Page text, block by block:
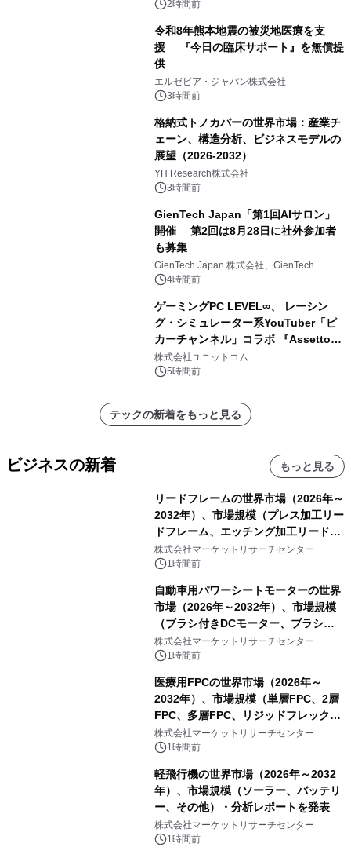
対象iiyama PCのご購入で最大3万円分
2時間前
令和8年熊本地震の被災地医療を支
援 『今日の臨床サポート』を無償提
供
エルゼビア・ジャパン株式会社
3時間前
格納式トノカバーの世界市場：産業チ
ェーン、構造分析、ビジネスモデルの
展望（2026-2032）
YH Research株式会社
3時間前
GienTech Japan「第1回AIサロン」
開催 第2回は8月28日に社外参加者
も募集
GienTech Japan 株式会社、GienTech
Consulting Japan 株式会社
4時間前
ゲーミングPC LEVEL∞、 レーシン
グ・シミュレーター系YouTuber「ピ
カーチャンネル」コラボ 『Assetto
Corsa EVO』推奨パソコン販売中
株式会社ユニットコム
5時間前
テックの新着をもっと見る
ビジネスの新着 もっと見る
リードフレームの世界市場（2026年～
2032年）、市場規模（プレス加工リー
ドフレーム、エッチング加工リードフ
レーム）・分析レポートを発表
株式会社マーケットリサーチセンター
1時間前
自動車用パワーシートモーターの世界
市場（2026年～2032年）、市場規模
（ブラシ付きDCモーター、ブラシレ
スDCモーター）・分析レポートを発
表
株式会社マーケットリサーチセンター
1時間前
医療用FPCの世界市場（2026年～
2032年）、市場規模（単層FPC、2層
FPC、多層FPC、リジッドフレックス
PCB）・分析レポートを発表
株式会社マーケットリサーチセンター
1時間前
軽飛行機の世界市場（2026年～2032
年）、市場規模（ソーラー、バッテリ
ー、その他）・分析レポートを発表
株式会社マーケットリサーチセンター
1時間前